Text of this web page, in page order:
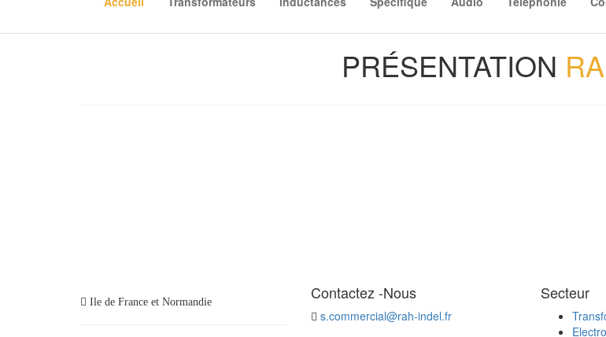
PRÉSENTATION
Ile de France et Normandie Contactez -Nous
s.commercial@rah-indel.fr
Secteur